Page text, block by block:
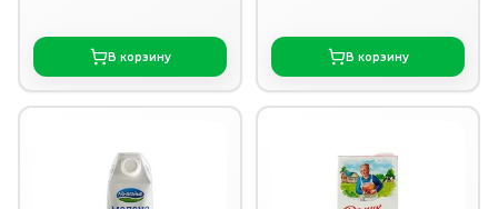
В корзину В корзину